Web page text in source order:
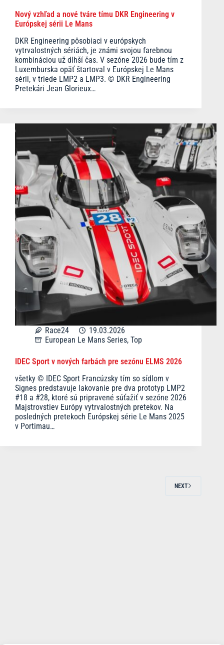
Nový vzhľad a nové tváre tímu DKR Engineering v
Európskej sérii Le Mans
DKR Engineering pôsobiaci v európskych
vytrvalostných sériách, je známi svojou farebnou
kombináciou už dlhší čas. V sezóne 2026 bude tím z
Luxemburska opäť štartoval v Európskej Le Mans
sérii, v triede LMP2 a LMP3. © DKR Engineering
Pretekári Jean Glorieux…
Race24
19.03.2026
European Le Mans Series, Top
IDEC Sport v nových farbách pre sezónu ELMS 2026
všetky © IDEC Sport Francúzsky tím so sídlom v
Signes predstavuje lakovanie pre dva prototyp LMP2
#18 a #28, ktoré sú pripravené súťažiť v sezóne 2026
Majstrovstiev Európy vytrvalostných pretekov. Na
posledných pretekoch Európskej série Le Mans 2025
v Portimau…
NEXT